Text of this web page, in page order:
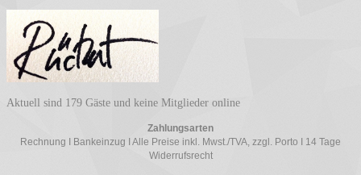
Aktuell sind 179 Gäste und keine Mitglieder online
Zahlungsarten
Rechnung I Bankeinzug I Alle Preise inkl. Mwst./TVA, zzgl. Porto I 14 Tage
Widerrufsrecht